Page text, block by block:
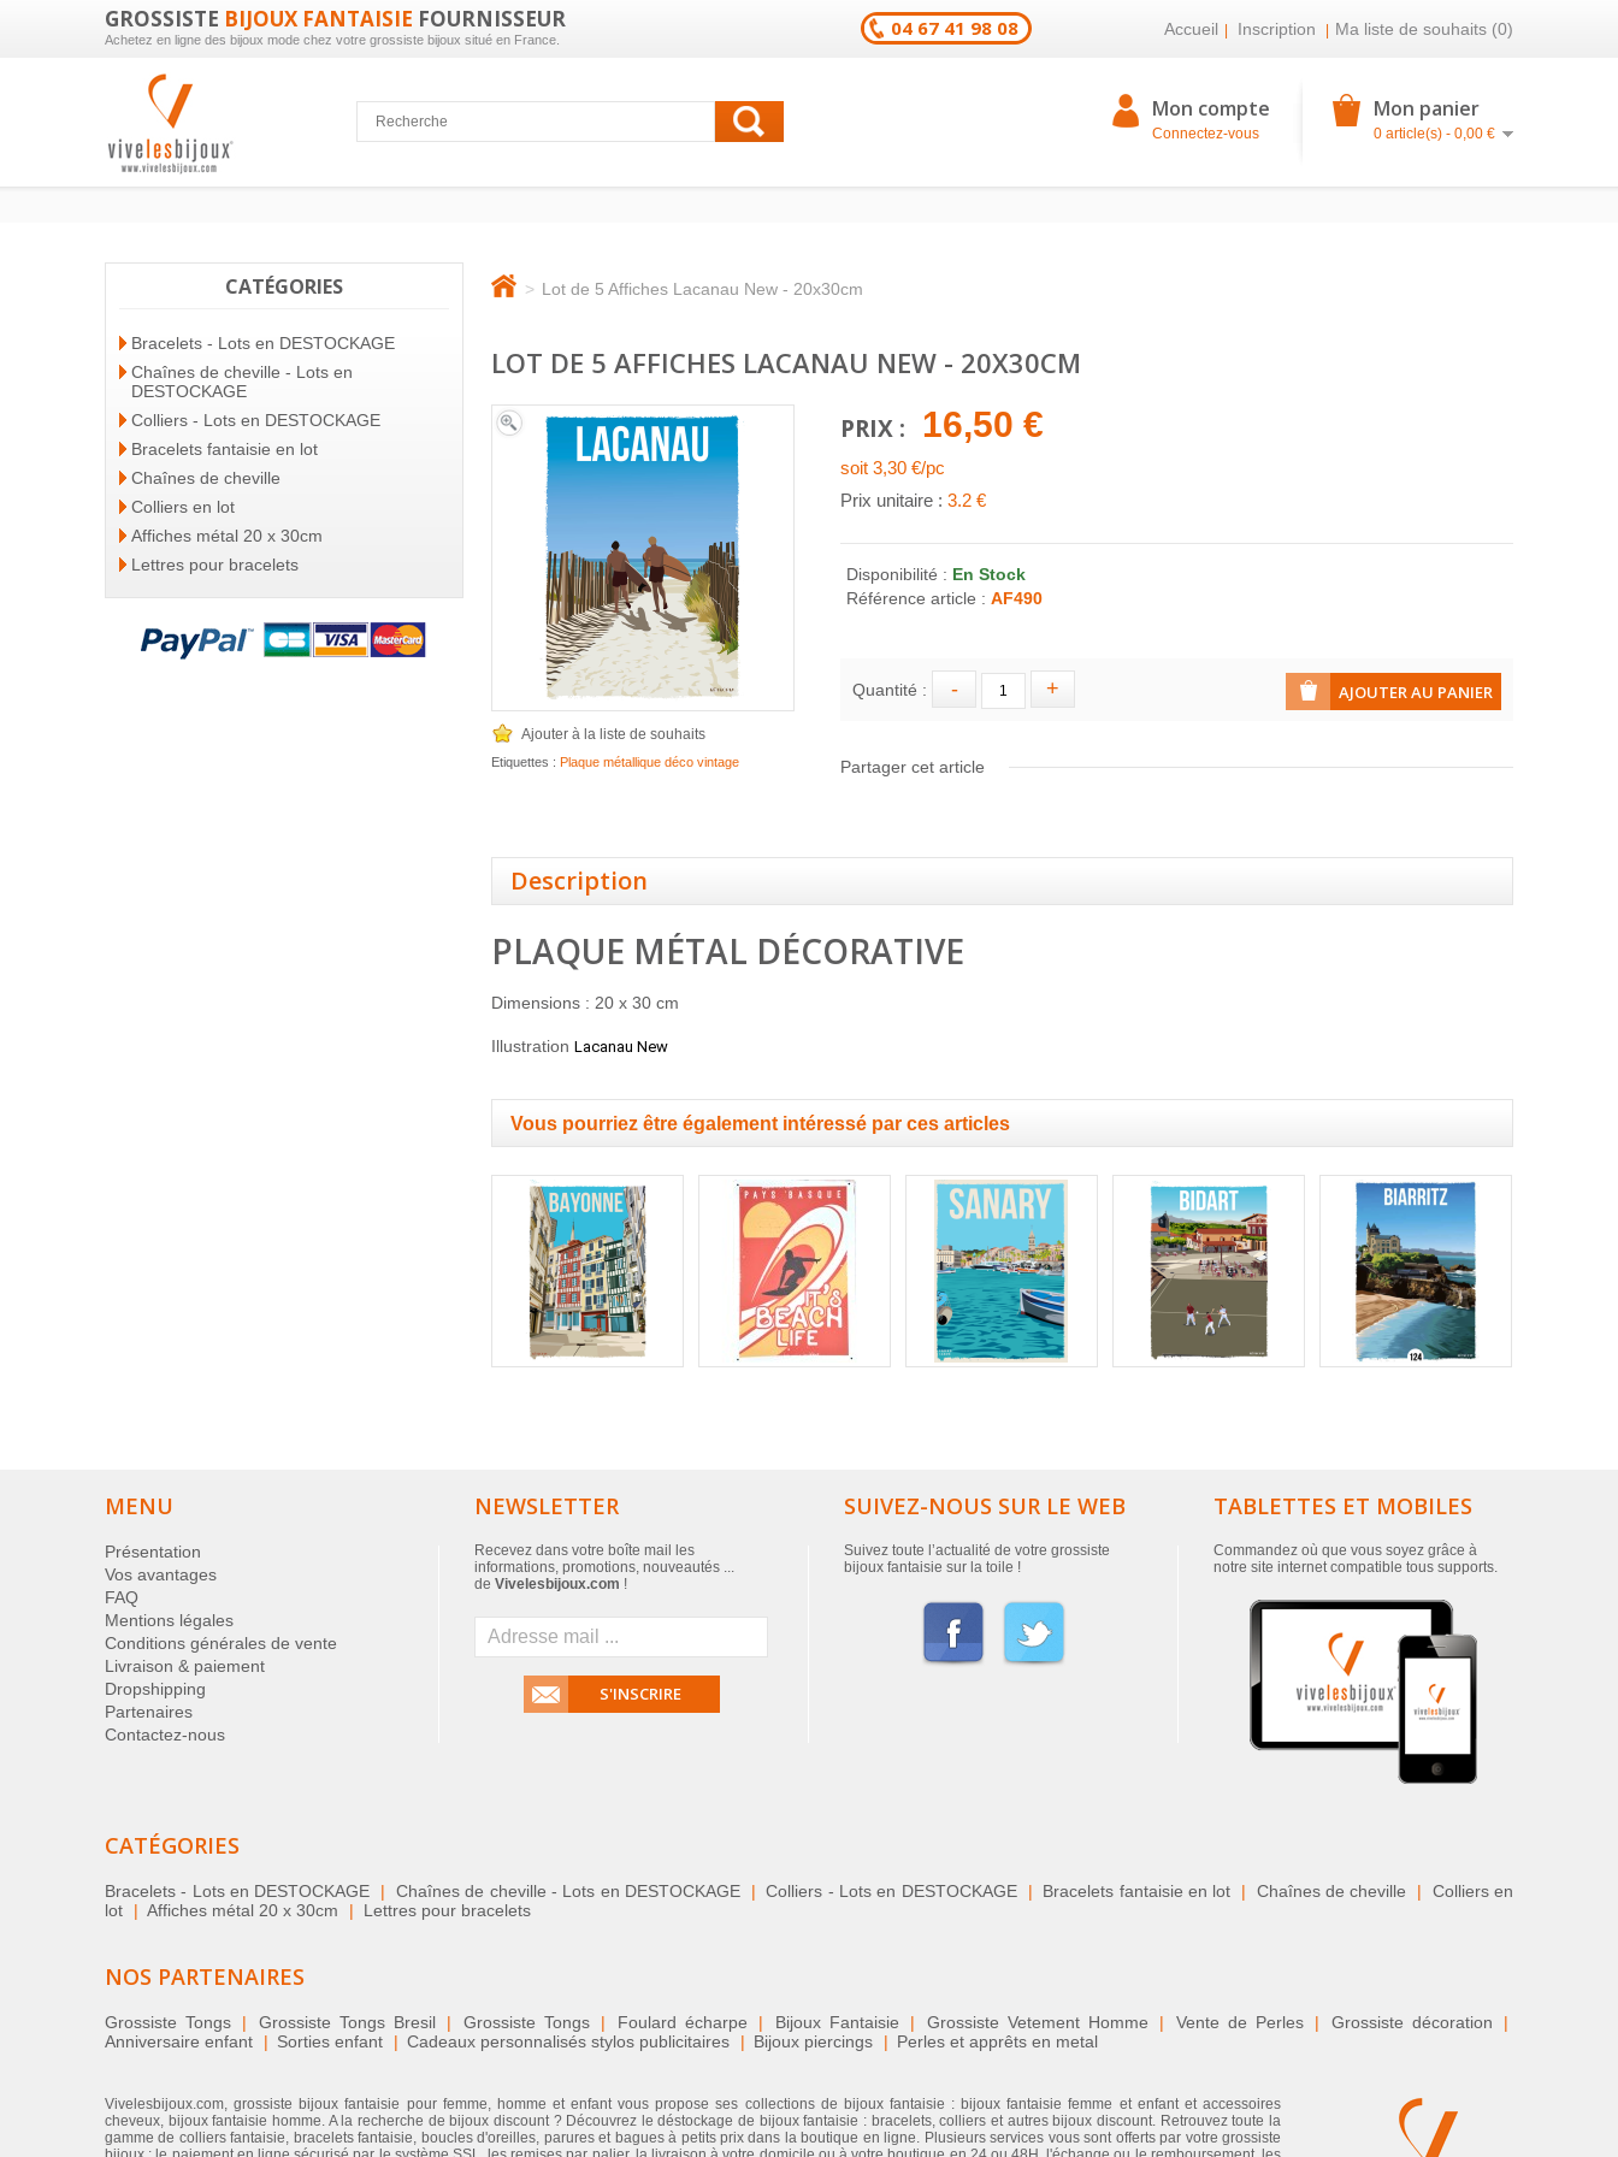
GROSSISTE BIJOUX FANTAISIE FOURNISSEUR
Achetez en ligne des bijoux mode chez votre grossiste bijoux situé en France. 04 67 41 98 08 Accueil Inscription Ma liste de souhaits (0)
Mon compte
Connectez-vous
Mon panier
0 article(s) - 0,00 €
CATÉGORIES
Bracelets - Lots en DESTOCKAGE
Chaînes de cheville - Lots en
DESTOCKAGE
Colliers - Lots en DESTOCKAGE
Bracelets fantaisie en lot
Chaînes de cheville
Colliers en lot
Affiches métal 20 x 30cm
Lettres pour bracelets
> Lot de 5 Affiches Lacanau New - 20x30cm
LOT DE 5 AFFICHES LACANAU NEW - 20X30CM
Ajouter à la liste de souhaits
Etiquettes : Plaque métallique déco vintage
PRIX : 16,50 €
soit 3,30 €/pc
Prix unitaire : 3.2 €
Disponibilité : En Stock
Référence article : AF490
Quantité :
Partager cet article
Description
PLAQUE MÉTAL DÉCORATIVE
Dimensions : 20 x 30 cm
Illustration Lacanau New
Vous pourriez être également intéressé par ces articles
MENU
Présentation
Vos avantages
FAQ
Mentions légales
Conditions générales de vente
Livraison & paiement
Dropshipping
Partenaires
Contactez-nous
NEWSLETTER
Recevez dans votre boîte mail les
informations, promotions, nouveautés ...
de Vivelesbijoux.com !
S'INSCRIRE
SUIVEZ-NOUS SUR LE WEB
Suivez toute l’actualité de votre grossiste
bijoux fantaisie sur la toile !
TABLETTES ET MOBILES
Commandez où que vous soyez grâce à
notre site internet compatible tous supports.
CATÉGORIES
Bracelets - Lots en DESTOCKAGE | Chaînes de cheville - Lots en DESTOCKAGE | Colliers - Lots en DESTOCKAGE | Bracelets fantaisie en lot | Chaînes de cheville |
Colliers en
lot
| Affiches métal 20 x 30cm | Lettres pour bracelets
NOS PARTENAIRES
Grossiste Tongs | Grossiste Tongs Bresil | Grossiste Tongs | Foulard écharpe | Bijoux Fantaisie | Grossiste Vetement Homme | Vente de Perles | Grossiste décoration
|
Anniversaire enfant
| Sorties enfant | Cadeaux personnalisés stylos publicitaires | Bijoux piercings | Perles et apprêts en metal
Vivelesbijoux.com, grossiste bijoux fantaisie pour femme, homme et enfant vous propose ses collections de bijoux fantaisie : bijoux fantaisie femme et enfant et accessoires
cheveux, bijoux fantaisie homme. A la recherche de bijoux discount ? Découvrez le déstockage de bijoux fantaisie : bracelets, colliers et autres bijoux discount. Retrouvez toute la
gamme de colliers fantaisie, bracelets fantaisie, boucles d'oreilles, parures et bagues à petits prix dans la boutique en ligne. Plusieurs services vous sont offerts par votre grossiste